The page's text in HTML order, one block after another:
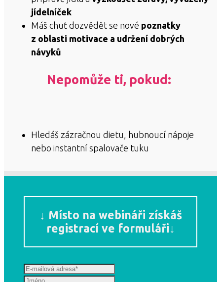
jídelníček
Máš chuť dozvědět se nové poznatky
z oblasti motivace a udržení dobrých
návyků
Nepomůže ti, pokud:
Hledáš zázračnou dietu, hubnoucí nápoje
nebo instantní spalovače tuku
↓ Místo na webináři získáš
registrací ve formuláři↓